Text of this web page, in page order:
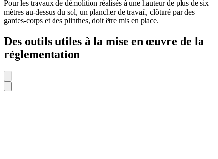
Pour les travaux de démolition réalisés à une hauteur de plus de six
mètres au-dessus du sol, un plancher de travail, clôturé par des
gardes-corps et des plinthes, doit être mis en place.
Des outils utiles à la mise en œuvre de la
réglementation